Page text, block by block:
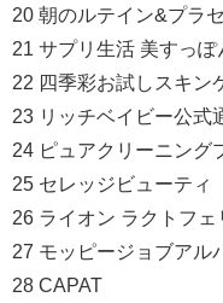
20 朝のルテイン&プラ
21 サプリ生活 美すっぽ
22 四季彩お試しスキン
23 リッチベイビー公式
24 ピュアクリーニング
25 セレッジビューティ
26 ライオン ラクトフ
27 モッピージョブアル
28 CAPAT